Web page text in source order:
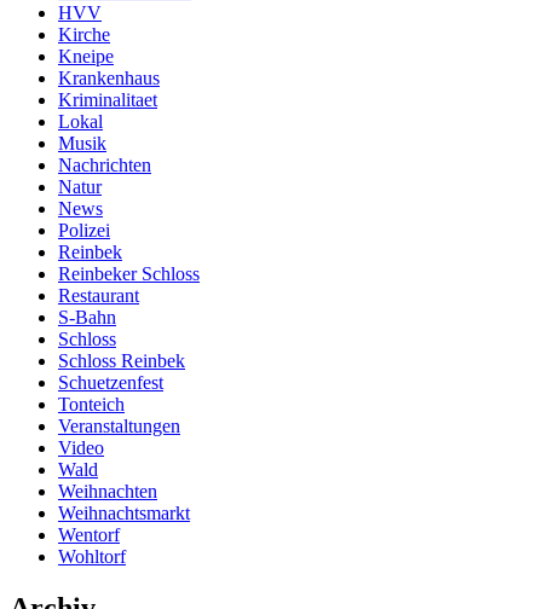
HVV
Kirche
Kneipe
Krankenhaus
Kriminalitaet
Lokal
Musik
Nachrichten
Natur
News
Polizei
Reinbek
Reinbeker Schloss
Restaurant
S-Bahn
Schloss
Schloss Reinbek
Schuetzenfest
Tonteich
Veranstaltungen
Video
Wald
Weihnachten
Weihnachtsmarkt
Wentorf
Wohltorf